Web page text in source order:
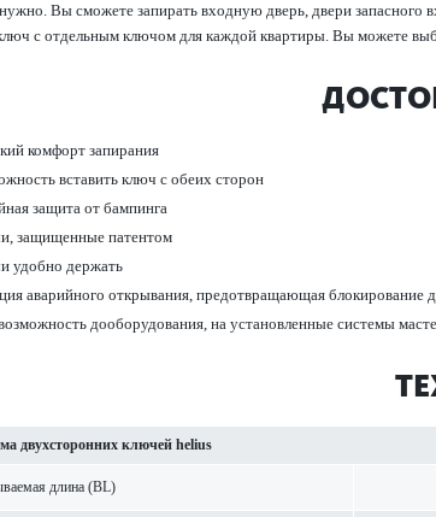
Вы сможете запирать входную дверь, двери
с отдельным ключом для каждой квартиры. Вы можете
комфорт запирания
вставить ключ с обеих сторон
защита от бампинга
защищенные патентом
удобно держать
аварийного открывания, предотвращающая блокирование
дооборудования, на установленные системы
двухсторонних ключей helius
длина (BL)